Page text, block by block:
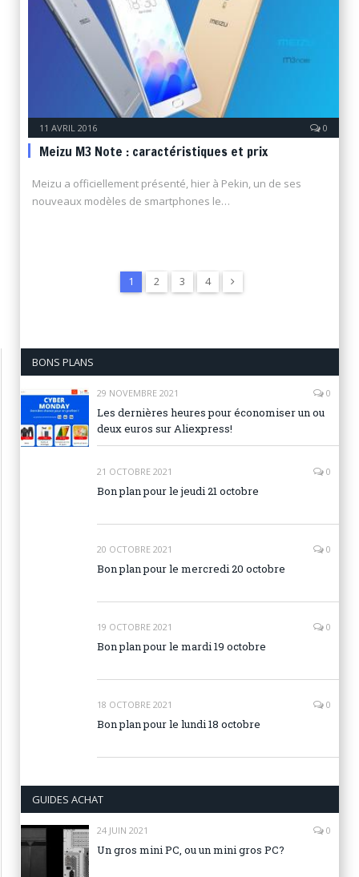
11 AVRIL 2016 0
Meizu M3 Note : caractéristiques et prix
Meizu a officiellement présenté, hier à Pekin, un de ses
nouveaux modèles de smartphones le…
1 2 3 4 Suivant
BONS PLANS
29 NOVEMBRE 2021 0
Les dernières heures pour économiser un ou
deux euros sur Aliexpress!
21 OCTOBRE 2021 0
Bon plan pour le jeudi 21 octobre
20 OCTOBRE 2021 0
Bon plan pour le mercredi 20 octobre
19 OCTOBRE 2021 0
Bon plan pour le mardi 19 octobre
18 OCTOBRE 2021 0
Bon plan pour le lundi 18 octobre
GUIDES ACHAT
24 JUIN 2021 0
Un gros mini PC, ou un mini gros PC?